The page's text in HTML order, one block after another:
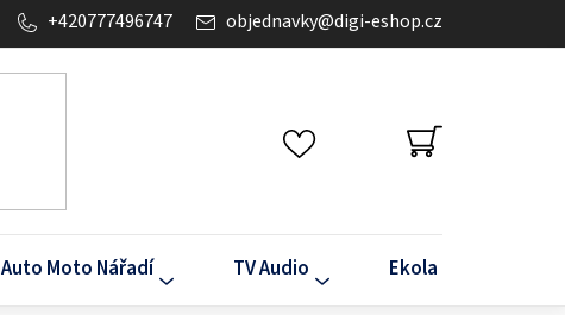
objednavky@digi-eshop.cz
+420777496747
NÁKUPNÍ
KOŠÍK
Auto Moto Nářadí TV Audio Ekola